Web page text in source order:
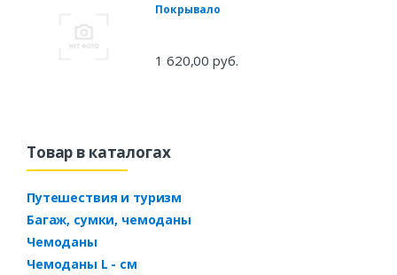
Покрывало
1 620,00 руб.
Товар в каталогах
Путешествия и туризм
Багаж, сумки, чемоданы
Чемоданы
Чемоданы L - см